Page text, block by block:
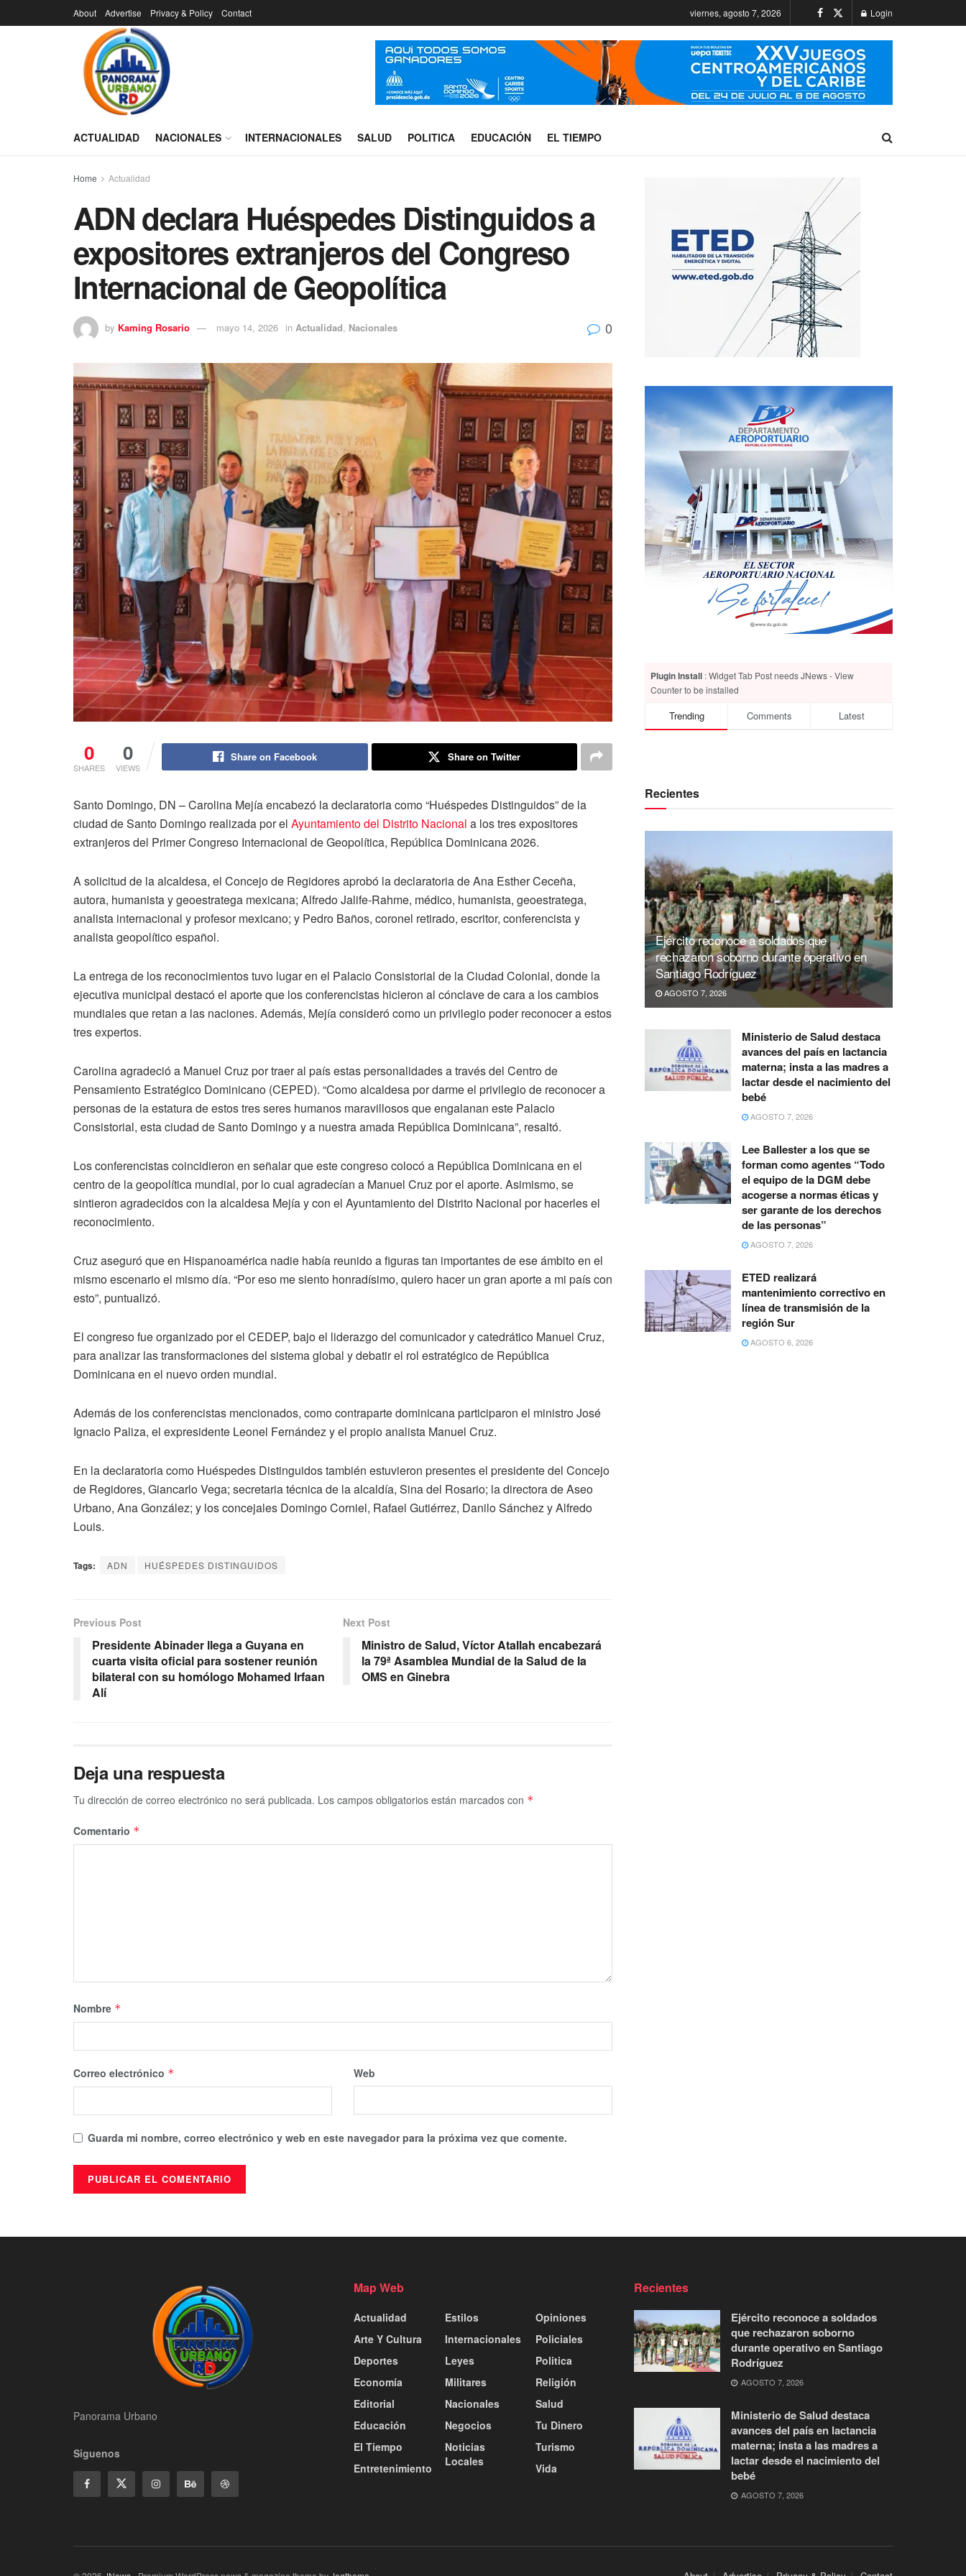
About Advertise Privacy & Policy Contact viernes, agosto 7, 2026 Login
ACTUALIDAD NACIONALES INTERNACIONALES SALUD POLITICA EDUCACIÓN EL TIEMPO
Home Actualidad
ADN declara Huéspedes Distinguidos a
expositores extranjeros del Congreso
Internacional de Geopolítica
by Kaming Rosario mayo 14, 2026 in Actualidad, Nacionales 0
0
SHARES
0
VIEWS
Share on Facebook Share on Twitter
Santo Domingo, DN – Carolina Mejía encabezó la declaratoria como “Huéspedes Distinguidos” de la
ciudad de Santo Domingo realizada por el Ayuntamiento del Distrito Nacional a los tres expositores
extranjeros del Primer Congreso Internacional de Geopolítica, República Dominicana 2026.
A solicitud de la alcaldesa, el Concejo de Regidores aprobó la declaratoria de Ana Esther Ceceña,
autora, humanista y geoestratega mexicana; Alfredo Jalife-Rahme, médico, humanista, geoestratega,
analista internacional y profesor mexicano; y Pedro Baños, coronel retirado, escritor, conferencista y
analista geopolítico español.
La entrega de los reconocimientos tuvo lugar en el Palacio Consistorial de la Ciudad Colonial, donde la
ejecutiva municipal destacó el aporte que los conferencistas hicieron al cónclave de cara a los cambios
mundiales que retan a las naciones. Además, Mejía consideró como un privilegio poder reconocer a estos
tres expertos.
Carolina agradeció a Manuel Cruz por traer al país estas personalidades a través del Centro de
Pensamiento Estratégico Dominicano (CEPED). “Como alcaldesa por darme el privilegio de reconocer a
personas de la estatura de estos tres seres humanos maravillosos que engalanan este Palacio
Consistorial, esta ciudad de Santo Domingo y a nuestra amada República Dominicana”, resaltó.
Los conferencistas coincidieron en señalar que este congreso colocó a República Dominicana en el
centro de la geopolítica mundial, por lo cual agradecían a Manuel Cruz por el aporte. Asimismo, se
sintieron agradecidos con la alcaldesa Mejía y con el Ayuntamiento del Distrito Nacional por hacerles el
reconocimiento.
Cruz aseguró que en Hispanoamérica nadie había reunido a figuras tan importantes de ese ámbito en el
mismo escenario el mismo día. “Por eso me siento honradísimo, quiero hacer un gran aporte a mi país con
esto”, puntualizó.
El congreso fue organizado por el CEDEP, bajo el liderazgo del comunicador y catedrático Manuel Cruz,
para analizar las transformaciones del sistema global y debatir el rol estratégico de República
Dominicana en el nuevo orden mundial.
Además de los conferencistas mencionados, como contraparte dominicana participaron el ministro José
Ignacio Paliza, el expresidente Leonel Fernández y el propio analista Manuel Cruz.
En la declaratoria como Huéspedes Distinguidos también estuvieron presentes el presidente del Concejo
de Regidores, Giancarlo Vega; secretaria técnica de la alcaldía, Sina del Rosario; la directora de Aseo
Urbano, Ana González; y los concejales Domingo Corniel, Rafael Gutiérrez, Danilo Sánchez y Alfredo
Louis.
Tags: ADN HUÉSPEDES DISTINGUIDOS
Previous Post
Presidente Abinader llega a Guyana en
cuarta visita oficial para sostener reunión
bilateral con su homólogo Mohamed Irfaan
Alí
Next Post
Ministro de Salud, Víctor Atallah encabezará
la 79ª Asamblea Mundial de la Salud de la
OMS en Ginebra
Deja una respuesta
Tu dirección de correo electrónico no será publicada. Los campos obligatorios están marcados con *
Comentario *
Nombre *
Correo electrónico * Web
Guarda mi nombre, correo electrónico y web en este navegador para la próxima vez que comente.
Plugin Install : Widget Tab Post needs JNews - View
Counter to be installed
Trending Comments Latest
Recientes
Ejército reconoce a soldados que
rechazaron soborno durante operativo en
Santiago Rodríguez
AGOSTO 7, 2026
Ministerio de Salud destaca
avances del país en lactancia
materna; insta a las madres a
lactar desde el nacimiento del
bebé
AGOSTO 7, 2026
Lee Ballester a los que se
forman como agentes “Todo
el equipo de la DGM debe
acogerse a normas éticas y
ser garante de los derechos
de las personas”
AGOSTO 7, 2026
ETED realizará
mantenimiento correctivo en
línea de transmisión de la
región Sur
AGOSTO 6, 2026
Panorama Urbano
Siguenos
Map Web
Actualidad
Arte Y Cultura
Deportes
Economía
Editorial
Educación
El Tiempo
Entretenimiento
Estilos
Internacionales
Leyes
Militares
Nacionales
Negocios
Noticias
Locales
Opiniones
Policiales
Politica
Religión
Salud
Tu Dinero
Turismo
Vida
Recientes
Ejército reconoce a soldados
que rechazaron soborno
durante operativo en Santiago
Rodríguez
AGOSTO 7, 2026
Ministerio de Salud destaca
avances del país en lactancia
materna; insta a las madres a
lactar desde el nacimiento del
bebé
AGOSTO 7, 2026